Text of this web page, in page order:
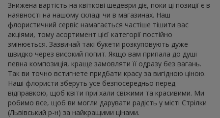
Знижена вартість на квіткові шедеври діє, поки ці позиції є в
наявності на нашому складі чи в магазинах. Наш
флористичний сервіс намагається частіше тішити вас
акціями, тому асортимент цієї категорії постійно
змінюється. Зазвичай такі букети розкуповують дуже
швидко через високий попит. Якщо вам припала до душі
певна композиція, краще замовляти її одразу без вагань.
Так ви точно встигнете придбати красу за вигідною ціною.
Наші флористи зберуть усе безпосередньо перед
відправкою, щоб квіти приїхали свіжими та красивими. Ми
робимо все, щоб ви могли дарувати радість у місті Стрілки
(Львівський р-н) за найкращими цінами.